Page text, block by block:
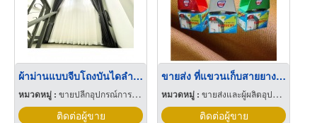
ผ้าม่านแบบจีบโถงบันไดลำลูกกา
หมวดหมู่ : ขายปลีกอุปกรณ์การติดม่าน
ติดต่อผู้ขาย
ขายส่ง ที่แขวนเก็บสายยาง การ์เดนนี่ (GARDENY)
หมวดหมู่ :ขายส่งและผู้ผลิตอุปกรณ์การติดม่าน
ติดต่อผู้ขาย